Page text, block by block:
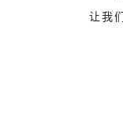
让我